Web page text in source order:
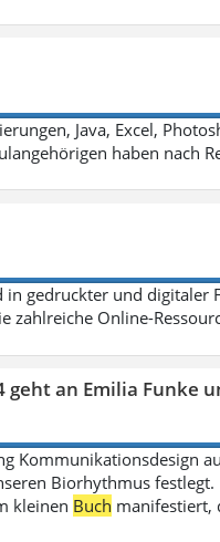
Java, Excel,
haben nach
gedruckter und
zahlreiche Online-
geht an Emilia Funke
Kommunikationsdesign
Biorhythmus
kleinen Buch manifestiert,